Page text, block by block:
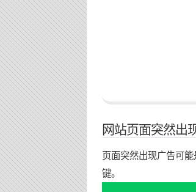
网站页面突然出
页面突然出现广告可
键。